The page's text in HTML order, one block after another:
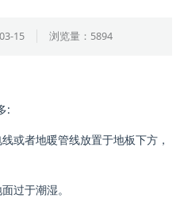
15 浏览量：5894
:
或者地暖管线放置于地板下方，
过于潮湿。